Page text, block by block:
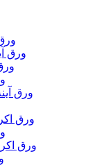
ورق
ورق
ورق
ورق
ورق